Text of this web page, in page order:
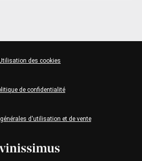
d'utilisation et de vente
de confidentialité
des cookies